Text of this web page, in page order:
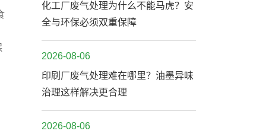
化工厂废气处理为什么不能马虎？安
全与环保必须双重保障
2026-08-06
印刷厂废气处理难在哪里？油墨异味
治理这样解决更合理
2026-08-06